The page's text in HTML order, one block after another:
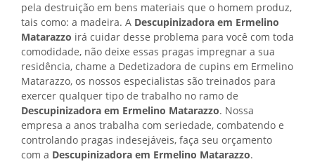
pela destruição em bens materiais que o homem produz,
tais como: a madeira. A Descupinizadora em Ermelino
Matarazzo irá cuidar desse problema para você com toda
comodidade, não deixe essas pragas impregnar a sua
residência, chame a Dedetizadora de cupins em Ermelino
Matarazzo, os nossos especialistas são treinados para
exercer qualquer tipo de trabalho no ramo de
Descupinizadora em Ermelino Matarazzo. Nossa
empresa a anos trabalha com seriedade, combatendo e
controlando pragas indesejáveis, faça seu orçamento
com a Descupinizadora em Ermelino Matarazzo.